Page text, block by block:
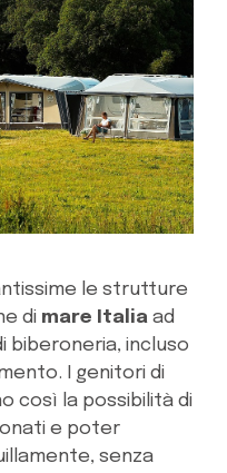
le strutture
di mare Italia ad
biberoneria, incluso
I genitori di
così la possibilità di
e poter
senza